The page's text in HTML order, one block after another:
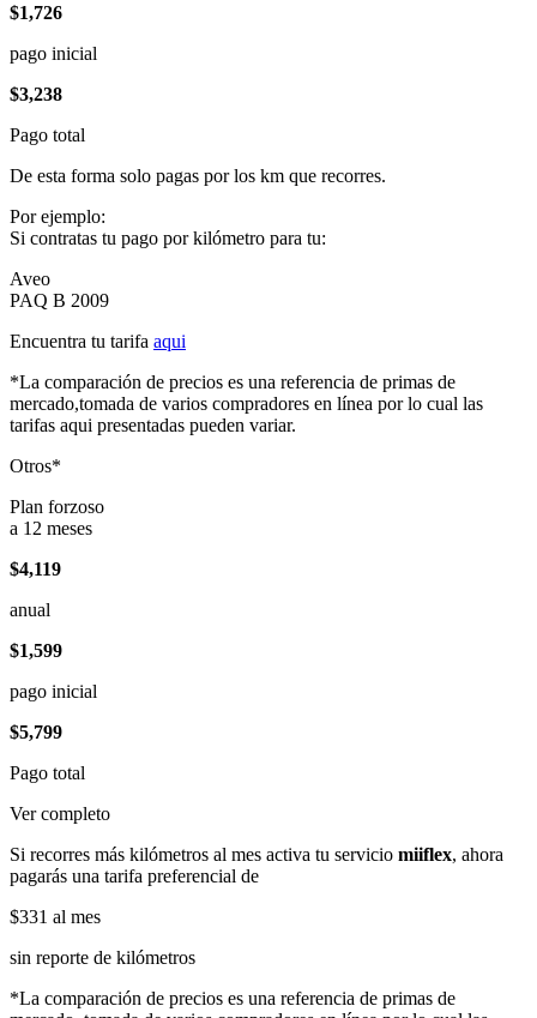
$1,726
pago inicial
$3,238
Pago total
De esta forma solo pagas por los km que recorres.
Por ejemplo:
Si contratas tu pago por kilómetro para tu:
Aveo
PAQ B 2009
Encuentra tu tarifa aqui
*La comparación de precios es una referencia de primas de
mercado,tomada de varios compradores en línea por lo cual las
tarifas aqui presentadas pueden variar.
Otros*
Plan forzoso
a 12 meses
$4,119
anual
$1,599
pago inicial
$5,799
Pago total
Ver completo
Si recorres más kilómetros al mes activa tu servicio miiflex, ahora
pagarás una tarifa preferencial de
$331 al mes
sin reporte de kilómetros
*La comparación de precios es una referencia de primas de